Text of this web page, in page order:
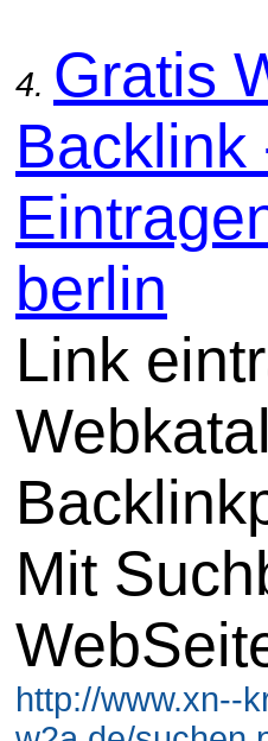
4. Gratis
Backlink
berlin
Link
Mit
http://www.xn--